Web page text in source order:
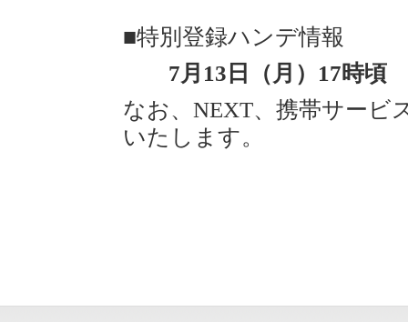
■特別登録ハンデ情報
7月13日（月）17時頃
なお、NEXT、携帯サービ
いたします。